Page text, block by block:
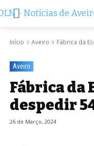
Início Aveiro Fábrica da
Aveiro
Fábrica da
despedir
26 de Março, 2024